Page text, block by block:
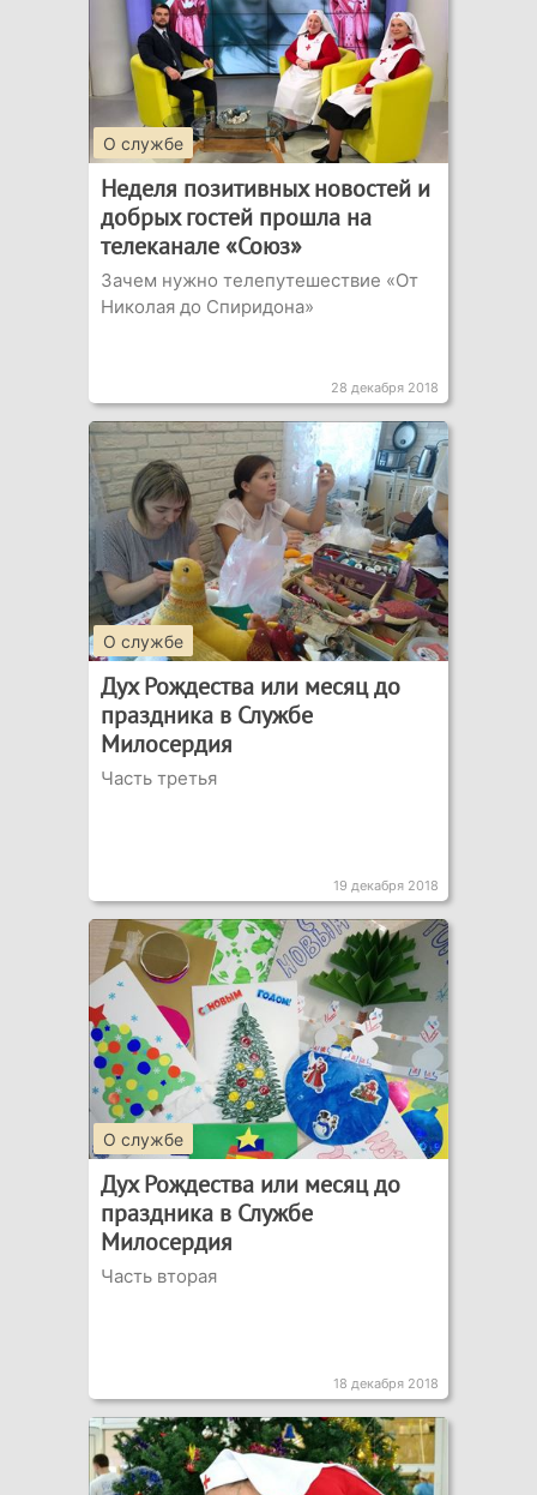
О службе
Неделя позитивных новостей и
добрых гостей прошла на
телеканале «Союз»
Зачем нужно телепутешествие «От
Николая до Спиридона»
28 декабря 2018
О службе
Дух Рождества или месяц до
праздника в Службе
Милосердия
Часть третья
19 декабря 2018
О службе
Дух Рождества или месяц до
праздника в Службе
Милосердия
Часть вторая
18 декабря 2018